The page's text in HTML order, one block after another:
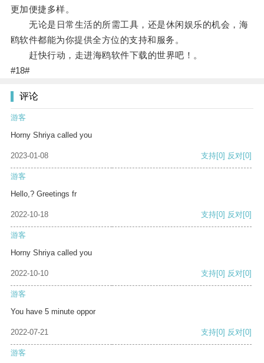
更加便捷多样。
无论是日常生活的所需工具，还是休闲娱乐的机会，海
鸥软件都能为你提供全方位的支持和服务。
赶快行动，走进海鸥软件下载的世界吧！。
#18#
评论
游客
Horny Shriya called you
2023-01-08 支持[0] 反对[0]
游客
Hello,? Greetings fr
2022-10-18 支持[0] 反对[0]
游客
Horny Shriya called you
2022-10-10 支持[0] 反对[0]
游客
You have 5 minute oppor
2022-07-21 支持[0] 反对[0]
游客